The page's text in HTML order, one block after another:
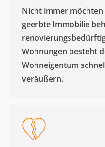
Nicht immer
geerbte Immobilie
Wohnungen besteht
Wohneigentum
veräußern. ​